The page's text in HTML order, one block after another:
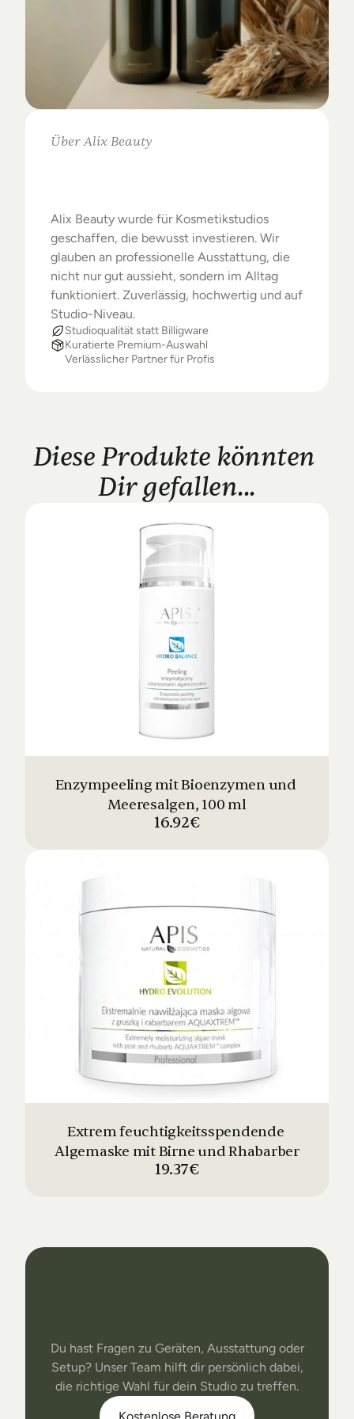
Über Alix Beauty
Alix Beauty wurde für Kosmetikstudios
geschaffen, die bewusst investieren. Wir
glauben an professionelle Ausstattung, die
nicht nur gut aussieht, sondern im Alltag
funktioniert. Zuverlässig, hochwertig und auf
Studio-Niveau.
Studioqualität statt Billigware
Kuratierte Premium-Auswahl
Verlässlicher Partner für Profis
Diese Produkte könnten
Dir gefallen...
Enzympeeling mit Bioenzymen und
Meeresalgen, 100 ml
16.92€
Extrem feuchtigkeitsspendende
Algemaske mit Birne und Rhabarber
19.37€
Du hast Fragen zu Geräten, Ausstattung oder
Setup? Unser Team hilft dir persönlich dabei,
die richtige Wahl für dein Studio zu treffen.